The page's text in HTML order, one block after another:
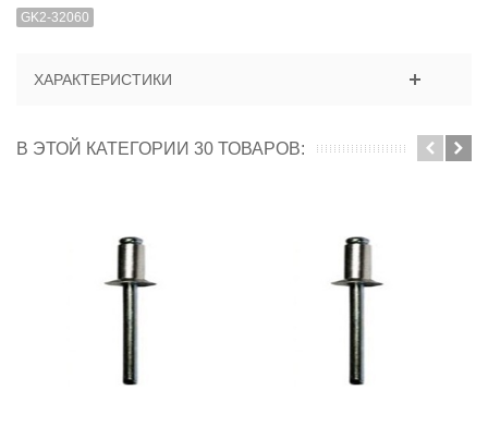
GK2-32060
ХАРАКТЕРИСТИКИ
В ЭТОЙ КАТЕГОРИИ 30 ТОВАРОВ: